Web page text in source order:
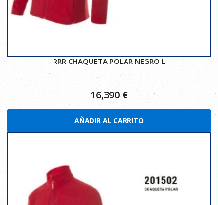
RRR CHAQUETA POLAR NEGRO L
16,390€
AÑADIR AL CARRITO